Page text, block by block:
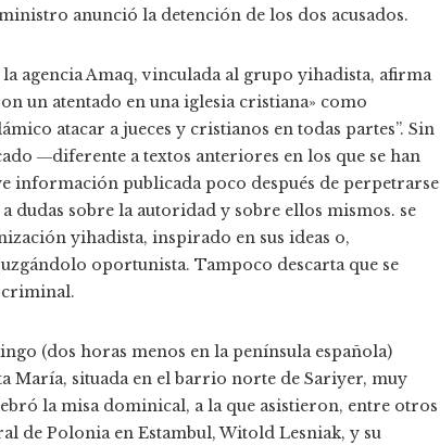
anunció la detención de los dos acusados.
agencia Amaq, vinculada al grupo yihadista, afirma
un atentado en una iglesia cristiana» como
atacar a jueces y cristianos en todas partes”. Sin
―diferente a textos anteriores en los que se han
información publicada poco después de perpetrarse
dudas sobre la autoridad y sobre ellos mismos. se
yihadista, inspirado en sus ideas o,
oportunista. Tampoco descarta que se
criminal.
(dos horas menos en la península española)
María, situada en el barrio norte de Sariyer, muy
la misa dominical, a la que asistieron, entre otros
de Polonia en Estambul, Witold Lesniak, y su